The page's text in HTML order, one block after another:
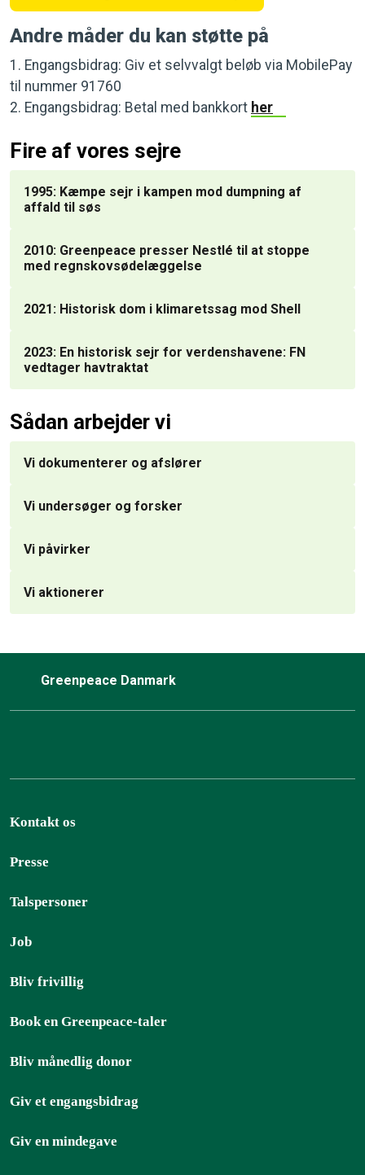
Andre måder du kan støtte på
1. Engangsbidrag: Giv et selvvalgt beløb via MobilePay
til nummer 91760
2. Engangsbidrag: Betal med bankkort her
Fire af vores sejre
1995: Kæmpe sejr i kampen mod dumpning af
affald til søs
2010: Greenpeace presser Nestlé til at stoppe
med regnskovsødelæggelse
2021: Historisk dom i klimaretssag mod Shell
2023: En historisk sejr for verdenshavene: FN
vedtager havtraktat
Sådan arbejder vi
Vi dokumenterer og afslører
Vi undersøger og forsker
Vi påvirker
Vi aktionerer
Greenpeace Danmark
Kontakt os
Presse
Talspersoner
Job
Bliv frivillig
Book en Greenpeace-taler
Bliv månedlig donor
Giv et engangsbidrag
Giv en mindegave